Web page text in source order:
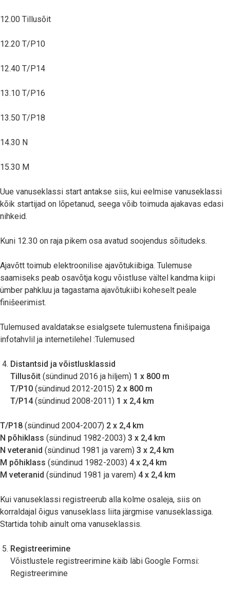
12.00 Tillusõit
12.20 T/P10
12.40 T/P14
13.10 T/P16
13.50 T/P18
14.30 N
15.30 M
Uue vanuseklassi start antakse siis, kui eelmise vanuseklassi
kõik startijad on lõpetanud, seega võib toimuda ajakavas edasi
nihkeid.
Kuni 12.30 on raja pikem osa avatud soojendus sõitudeks.
Ajavõtt toimub elektroonilise ajavõtukiibiga. Tulemuse
saamiseks peab osavõtja kogu võistluse vältel kandma kiipi
ümber pahkluu ja tagastama ajavõtukiibi koheselt peale
finišeerimist.
Tulemused avaldatakse esialgsete tulemustena finišipaiga
infotahvlil ja internetilehel :Tulemused
Distantsid ja võistlusklassid
Tillusõit (sündinud 2016 ja hiljem) 1 x 800 m
T/P10 (sündinud 2012-2015) 2 x 800 m
T/P14(sündinud 2008-2011) 1 x 2,4 km
T/P18 (sündinud 2004-2007) 2 x 2,4 km
N põhiklass (sündinud 1982-2003) 3 x 2,4 km
N veteranid (sündinud 1981 ja varem) 3 x 2,4 km
M põhiklass (sündinud 1982-2003) 4 x 2,4 km
M veteranid (sündinud 1981 ja varem) 4 x 2,4 km
Kui vanuseklassi registreerub alla kolme osaleja, siis on
korraldajal õigus vanuseklass liita järgmise vanuseklassiga.
Startida tohib ainult oma vanuseklassis.
Registreerimine
Võistlustele registreerimine käib läbi Google Formsi:
Registreerimine